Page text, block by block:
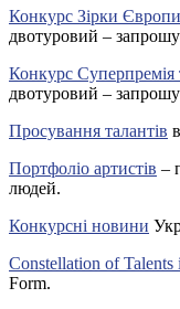
Конкурс Зірки
двотуровий –
Конкурс Суперпремія
двотуровий –
Просування талантів
Портфоліо артистів –
людей.
Конкурсні новини
Constellation of Talents
Form.